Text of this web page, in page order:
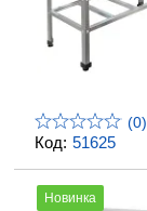
Код: 51625
(0)
Новинка